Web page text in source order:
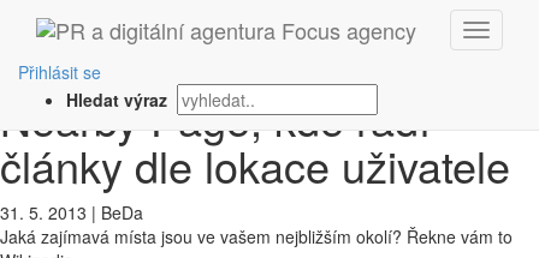
Přihlásit se
Hledat výraz
‹ Zpět
Wikipedia představuje
Nearby Page, kde řadí
články dle lokace uživatele
31. 5. 2013 | BeDa
Jaká zajímavá místa jsou ve vašem nejbližším okolí? Řekne vám to